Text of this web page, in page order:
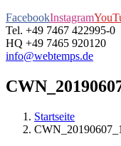
FacebookInstagram
Tel. +49 7467 422995-0
HQ +49 7465 920120
info@webtemps.de
Startseite